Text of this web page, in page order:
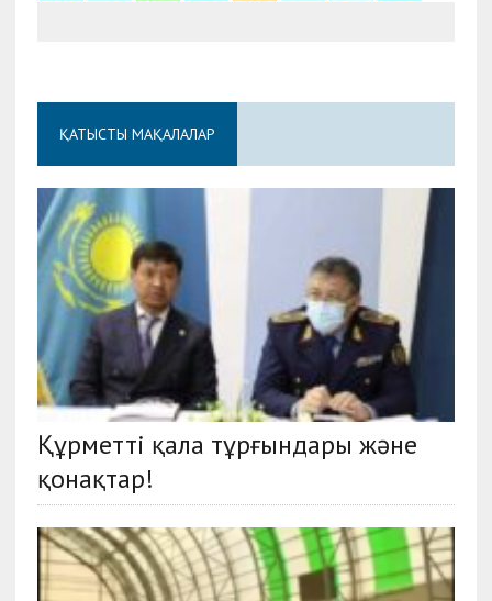
ҚАТЫСТЫ МАҚАЛАЛАР
Құрметті қала тұрғындары және
қонақтар!